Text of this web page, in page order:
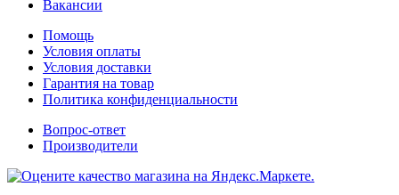
Вакансии
Помощь
Условия оплаты
Условия доставки
Гарантия на товар
Политика конфиденциальности
Вопрос-ответ
Производители